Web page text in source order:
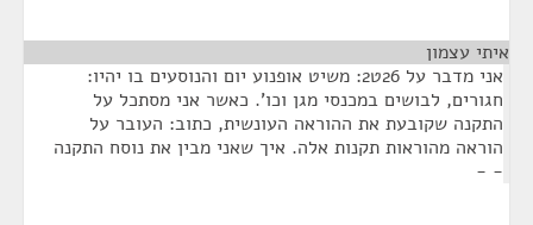
איתי עצמון
אני מדבר על 26ט2: משיט אופנוע יום והנוסעים בו יהיו:
חגורים, לבושים במכנסי מגן וכו'. כאשר אני מסתכל על
התקנה שקובעת את ההוראה העונשית, כתוב: העובר על
הוראה מהוראות תקנות אלה. איך שאני מבין את נוסח התקנה
- -